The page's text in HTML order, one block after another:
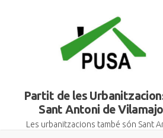
Partit de les
Sant Antoni de
Les urbanitzacions també són Sant